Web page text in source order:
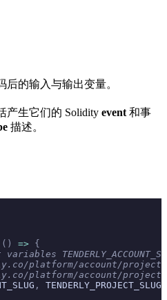
后的输入与输出变量。
产生它们的 Solidity event 和事
描述。
() => {
variables
platform/account/
platform/account/
, TENDERLY_PROJECT_SLUG